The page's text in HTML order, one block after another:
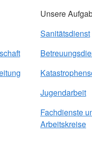
Unsere
Sanitätsdienst
Jugendarbeit
Fachdienste
Arbeitskreise